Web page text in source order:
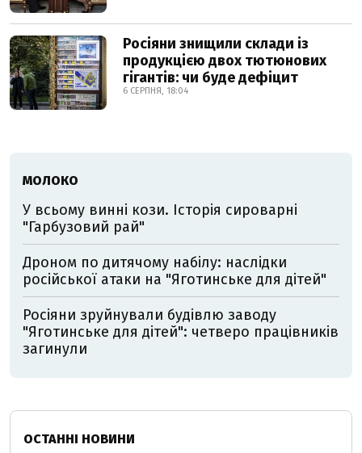
Росіяни знищили склади із
продукцією двох тютюнових
гігантів: чи буде дефіцит
6 СЕРПНЯ, 18:04
МОЛОКО
У всьому винні кози. Історія сироварні
"Гарбузовий рай"
Дроном по дитячому набілу: наслідки
російської атаки на "Яготинське для дітей"
Росіяни зруйнували будівлю заводу
"Яготинське для дітей": четверо працівників
загинули
ОСТАННІ НОВИНИ